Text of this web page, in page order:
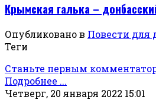
Крымская галька –
Опубликовано в Повести для
Теги
Станьте первым
Подробнее ...
Четверг, 20 января 2022 15:01